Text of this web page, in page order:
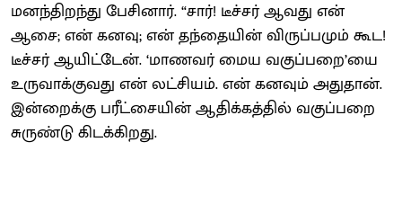
மனந்திறந்து பேசினார். “சார்! டீச்சர் ஆவது என்
ஆசை; என் கனவு; என் தந்தையின் விருப்பமும் கூட!
டீச்சர் ஆயிட்டேன். ‘மாணவர் மைய வகுப்பறை’யை
உருவாக்குவது என் லட்சியம். என் கனவும் அதுதான்.
இன்றைக்கு பரீட்சையின் ஆதிக்கத்தில் வகுப்பறை
சுருண்டு கிடக்கிறது.